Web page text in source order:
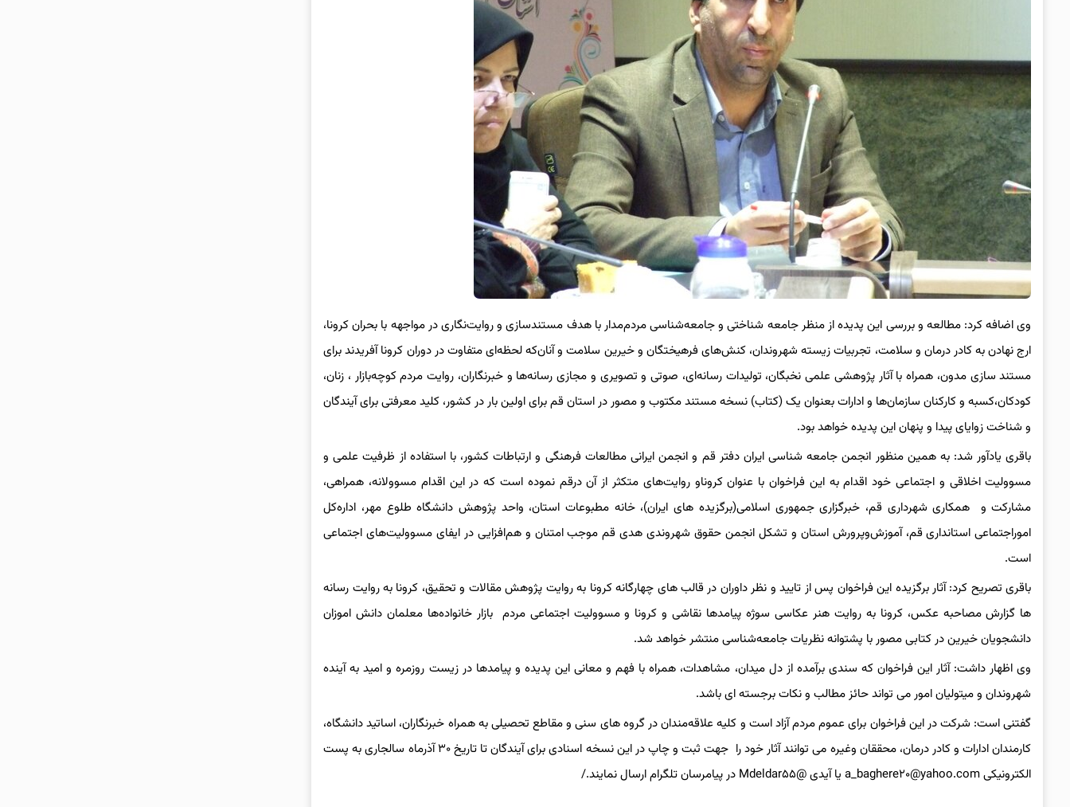
وی اضافه کرد: مطالعه و بررسی این پدیده از منظر جامعه شناختی و جامعه‌شناسی مردم‌مدار با هدف مستندسازی و روایت‌نگاری در مواجهه با بحران کرونا،
ارج نهادن به کادر درمان و سلامت، تجربیات زیسته شهروندان، کنش‌های فرهیختگان و خیرین سلامت و آنان‌که لحظه‌ای متفاوت در دوران کرونا آفریدند برای
مستند سازی مدون، همراه با آثار پژوهشی علمی نخبگان، تولیدات رسانه‌ای، صوتی و تصویری و مجازی رسانه‌ها و خبرنگاران، روایت مردم کوچه‌بازار ، زنان،
کودکان،کسبه و کارکنان سازمان‌ها و ادارات بعنوان یک (کتاب) نسخه مستند مکتوب و مصور در استان قم برای اولین بار در کشور، کلید معرفتی برای آیندگان
و شناخت زوایای پیدا و پنهان این پدیده خواهد بود.
باقری یادآور شد: به همین منظور انجمن جامعه شناسی ایران دفتر قم و انجمن ایرانی مطالعات فرهنگی و ارتباطات کشور، با استفاده از ظرفیت علمی و
مسوولیت اخلاقی و اجتماعی خود اقدام به این فراخوان با عنوان کروناو روایت‌های متکثر از آن درقم نموده است که در این اقدام مسوولانه، همراهی،
مشارکت و همکاری شهرداری قم، خبرگزاری جمهوری اسلامی(برگزیده های ایران)، خانه مطبوعات استان، واحد پژوهش دانشگاه طلوع مهر، اداره‌کل
اموراجتماعی استانداری قم، آموزش‌وپرورش استان و تشکل انجمن حقوق شهروندی هدی قم موجب امتنان و هم‌افزایی در ایفای مسوولیت‌های اجتماعی
است.
باقری تصریح کرد: آثار برگزیده این فراخوان پس از تایید و نظر داوران در قالب های چهارگانه کرونا به روایت پژوهش مقالات و تحقیق، کرونا به روایت رسانه
ها گزارش مصاحبه عکس، کرونا به روایت هنر عکاسی سوژه پیامدها نقاشی و کرونا و مسوولیت اجتماعی مردم بازار خانواده‌ها معلمان دانش اموزان
دانشجویان خیرین در کتابی مصور با پشتوانه نظریات جامعه‌شناسی منتشر خواهد شد.
وی اظهار داشت: آثار این فراخوان که سندی برآمده از دل میدان، مشاهدات، همراه با فهم و معانی این پدیده و پیامدها در زیست روزمره و امید به آینده
شهروندان و میتولیان امور می تواند حائز مطالب و نکات برجسته ای باشد.
گفتنی است: شرکت در این فراخوان برای عموم مردم آزاد است و کلیه علاقه‌مندان در گروه های سنی و مقاطع تحصیلی به همراه خبرنگاران، اساتید دانشگاه،
کارمندان ادارات و کادر درمان، محققان وغیره می توانند آثار خود را جهت ثبت و چاپ در این نسخه اسنادی برای آیندگان تا تاریخ ۳۰ آذرماه سالجاری به پست
الکترونیکی a_baghere۲۰@yahoo.com یا آیدی @Mdeldar۵۵ در پیامرسان تلگرام ارسال نمایند./